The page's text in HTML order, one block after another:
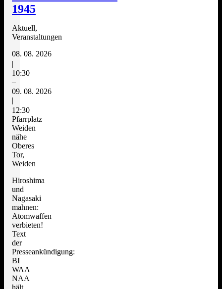
1945
Aktuell,
Veranstaltungen
08. 08. 2026
|
10:30
–
09. 08. 2026
|
12:30
Pfarrplatz
Weiden
nähe
Oberes
Tor,
Weiden
Hiroshima
und
Nagasaki
mahnen:
Atomwaffen
verbieten!
Text
der
Presseankündigung:
BI
WAA
NAA
hält